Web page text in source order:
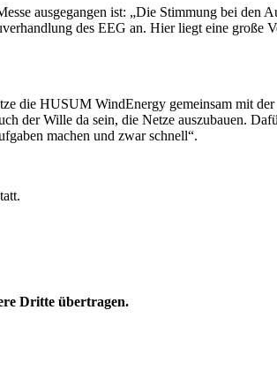
ausgegangen ist: „Die Stimmung bei den
des EEG an. Hier liegt eine große
die HUSUM WindEnergy gemeinsam mit
der Wille da sein, die Netze auszubauen.
machen und zwar schnell“.
Dritte übertragen.